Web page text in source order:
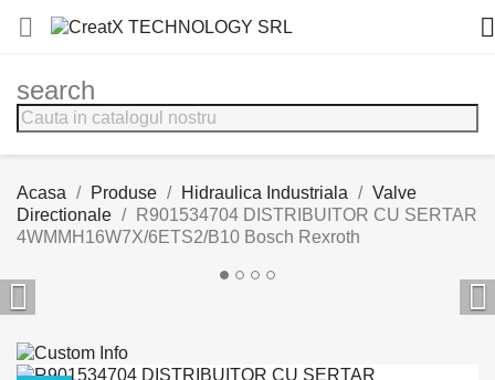
 
search
Acasa Produse Hidraulica Industriala
Valve
Directionale
R901534704 DISTRIBUITOR CU SERTAR
4WMMH16W7X/6ETS2/B10 Bosch Rexroth
 